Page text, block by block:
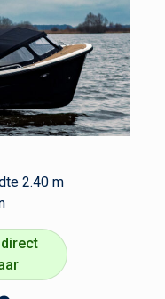
2.40 m